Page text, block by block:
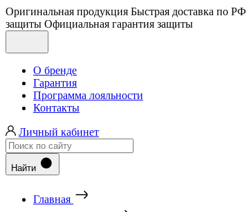
Оригинальная продукция Быстрая доставка по РФ
защиты Официальная гарантия защиты
О бренде
Гарантия
Программа лояльности
Контакты
Личный кабинет
Найти
Главная